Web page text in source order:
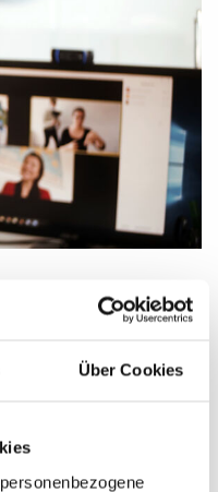
Über Cookies
Lingua! Team